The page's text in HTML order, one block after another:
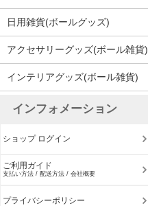
日用雑貨(ボールグッズ)
アクセサリーグッズ(ボール雑貨)
インテリアグッズ(ボール雑貨)
インフォメーション
ショップ ログイン
ご利用ガイド
支払い方法 / 配送方法 / 会社概要
プライバシーポリシー